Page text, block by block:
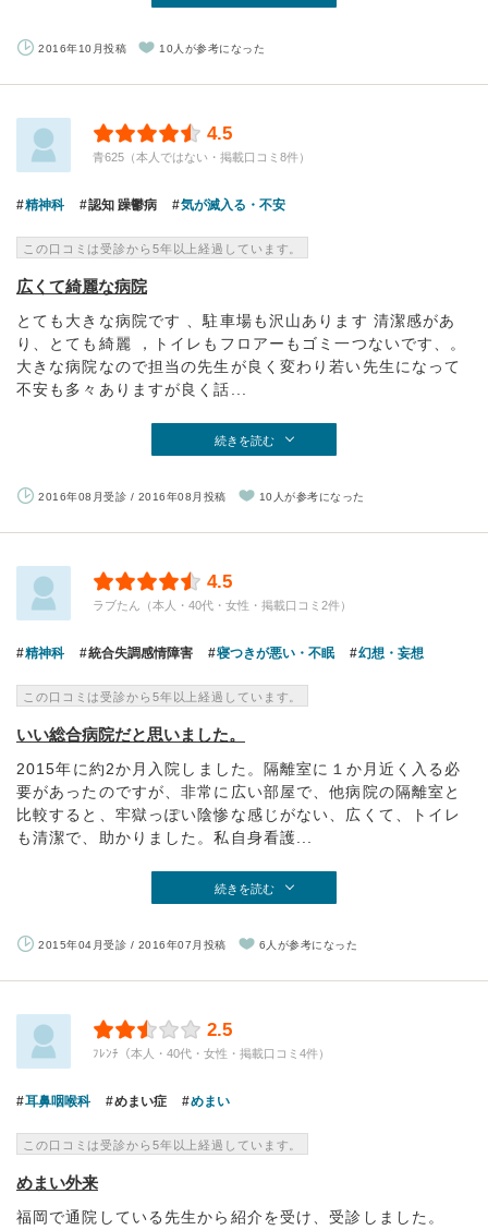
2016年10月投稿 10人が参考になった
4.5
青625（本人ではない・掲載口コミ8件）
精神科 認知 躁鬱病 気が滅入る・不安
この口コミは受診から5年以上経過しています。
広くて綺麗な病院
とても大きな病院です 、駐車場も沢山あります 清潔感があ
り、とても綺麗 ，トイレもフロアーもゴミ一つないです、。
大きな病院なので担当の先生が良く変わり若い先生になって
不安も多々ありますが良く話...
続きを読む
2016年08月受診 / 2016年08月投稿 10人が参考になった
4.5
ラブたん（本人・40代・女性・掲載口コミ2件）
精神科 統合失調感情障害 寝つきが悪い・不眠 幻想・妄想
この口コミは受診から5年以上経過しています。
いい総合病院だと思いました。
2015年に約2か月入院しました。隔離室に１か月近く入る必
要があったのですが、非常に広い部屋で、他病院の隔離室と
比較すると、牢獄っぽい陰惨な感じがない、広くて、トイレ
も清潔で、助かりました。私自身看護...
続きを読む
2015年04月受診 / 2016年07月投稿 6人が参考になった
2.5
ﾌﾚﾝﾁ（本人・40代・女性・掲載口コミ4件）
耳鼻咽喉科 めまい症 めまい
この口コミは受診から5年以上経過しています。
めまい外来
福岡で通院している先生から紹介を受け、受診しました。